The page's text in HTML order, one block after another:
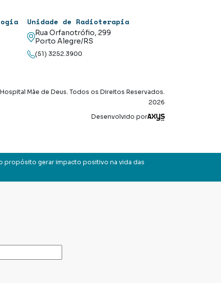
Unidade de Radioterapia
Rua Orfanotrófio, 299
Porto Alegre/RS
(51) 3252.3900
Hospital Mãe de Deus. Todos os Direitos Reservados.
2026
Desenvolvido por
Axysweb
propósito gerar impacto positivo na vida das